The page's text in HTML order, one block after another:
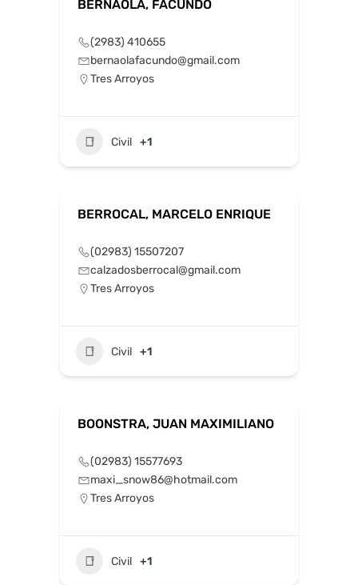
BERNAOLA, FACUNDO
(2983) 410655
bernaolafacundo@gmail.com
Tres Arroyos
Civil +1
BERROCAL, MARCELO ENRIQUE
(02983) 15507207
calzadosberrocal@gmail.com
Tres Arroyos
Civil +1
BOONSTRA, JUAN MAXIMILIANO
(02983) 15577693
maxi_snow86@hotmail.com
Tres Arroyos
Civil +1